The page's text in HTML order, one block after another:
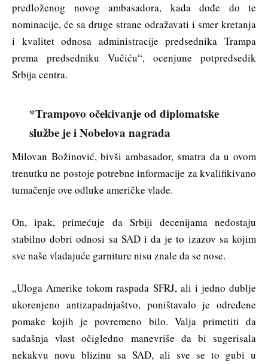
predloženog novog ambasadora, kada dođe do te
nominacije, će sa druge strane odražavati i smer kretanja
i kvalitet odnosa administracije predsednika Trampa
prema predsedniku Vučiću“, ocenjune potpredsedik
Srbija centra.
*Trampovo očekivanje od diplomatske
službe je i Nobelova nagrada
Milovan Božinović, bivši ambasador, smatra da u ovom
trenutku ne postoje potrebne informacije za kvalifikivano
tumačenje ove odluke američke vlade.
On, ipak, primećuje da Srbiji decenijama nedostaju
stabilno dobri odnosi sa SAD i da je to izazov sa kojim
sve naše vladajuće garniture nisu znale da se nose.
„Uloga Amerike tokom raspada SFRJ, ali i jedno dublje
ukorenjeno antizapadnjaštvo, poništavalo je određene
pomake kojih je povremeno bilo. Valja primetiti da
sadašnja vlast očigledno manevriše da bi sugerisala
nekakvu novu blizinu sa SAD, ali sve se to gubi u